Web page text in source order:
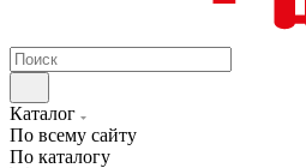
Каталог
По всему сайту
По каталогу